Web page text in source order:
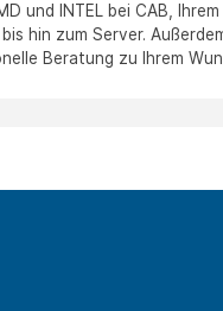
und INTEL bei CAB,
hin zum Server.
Beratung zu Ihrem